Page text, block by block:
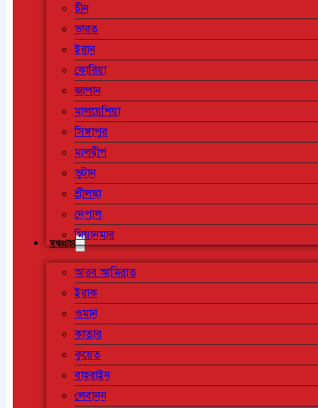
চীন
ভারত
ইরান
কোরিয়া
জাপান
মালয়েশিয়া
সিঙ্গাপুর
মালদ্বীপ
ভুটান
শ্রীলঙ্কা
নেপাল
মিয়ানমার
মধ্যপ্রাচ্য
আরব আমিরাত
ইরাক
ওমান
কাতার
কুয়েত
বাহরাইন
লেবানন